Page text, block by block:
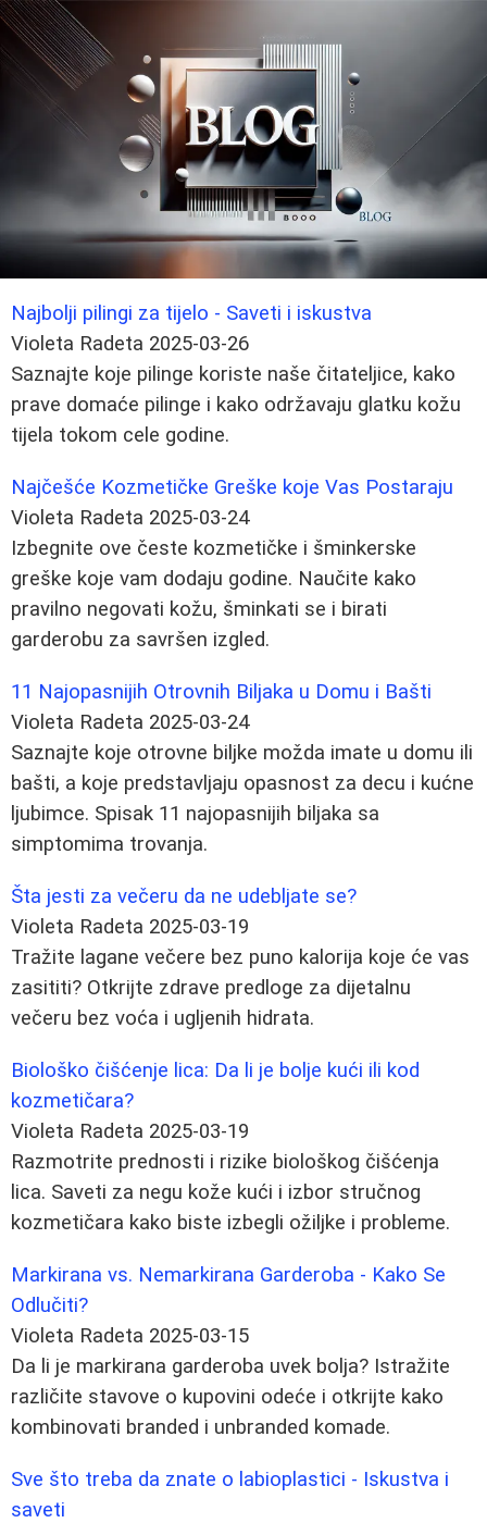
Najbolji pilingi za tijelo - Saveti i iskustva
Violeta Radeta 2025-03-26
Saznajte koje pilinge koriste naše čitateljice, kako
prave domaće pilinge i kako održavaju glatku kožu
tijela tokom cele godine.
Najčešće Kozmetičke Greške koje Vas Postaraju
Violeta Radeta 2025-03-24
Izbegnite ove česte kozmetičke i šminkerske
greške koje vam dodaju godine. Naučite kako
pravilno negovati kožu, šminkati se i birati
garderobu za savršen izgled.
11 Najopasnijih Otrovnih Biljaka u Domu i Bašti
Violeta Radeta 2025-03-24
Saznajte koje otrovne biljke možda imate u domu ili
bašti, a koje predstavljaju opasnost za decu i kućne
ljubimce. Spisak 11 najopasnijih biljaka sa
simptomima trovanja.
Šta jesti za večeru da ne udebljate se?
Violeta Radeta 2025-03-19
Tražite lagane večere bez puno kalorija koje će vas
zasititi? Otkrijte zdrave predloge za dijetalnu
večeru bez voća i ugljenih hidrata.
Biološko čišćenje lica: Da li je bolje kući ili kod
kozmetičara?
Violeta Radeta 2025-03-19
Razmotrite prednosti i rizike biološkog čišćenja
lica. Saveti za negu kože kući i izbor stručnog
kozmetičara kako biste izbegli ožiljke i probleme.
Markirana vs. Nemarkirana Garderoba - Kako Se
Odlučiti?
Violeta Radeta 2025-03-15
Da li je markirana garderoba uvek bolja? Istražite
različite stavove o kupovini odeće i otkrijte kako
kombinovati branded i unbranded komade.
Sve što treba da znate o labioplastici - Iskustva i
saveti